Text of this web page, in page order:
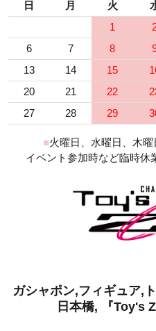
日 月 火
1
6
7 8
13
14 15
20
21 22
27
28 29
■火曜日、水曜日、木曜
イベント参加時など臨時休
ガシャポン,フィギュア,
日本橋, 『Toy's